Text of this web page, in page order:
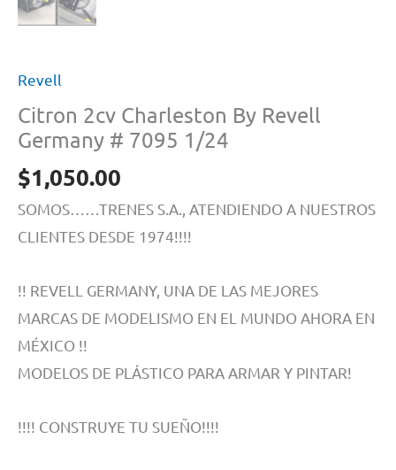
Revell
Citron 2cv Charleston By Revell
Germany # 7095 1/24
$1,050.00
SOMOS……TRENES S.A., ATENDIENDO A NUESTROS
CLIENTES DESDE 1974!!!!
!! REVELL GERMANY, UNA DE LAS MEJORES
MARCAS DE MODELISMO EN EL MUNDO AHORA EN
MÉXICO !!
MODELOS DE PLÁSTICO PARA ARMAR Y PINTAR!
!!!! CONSTRUYE TU SUEÑO!!!!